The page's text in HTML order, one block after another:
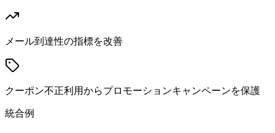
メール到達性の指標を改善
クーポン不正利用からプロモーションキャンペーンを保護
統合例